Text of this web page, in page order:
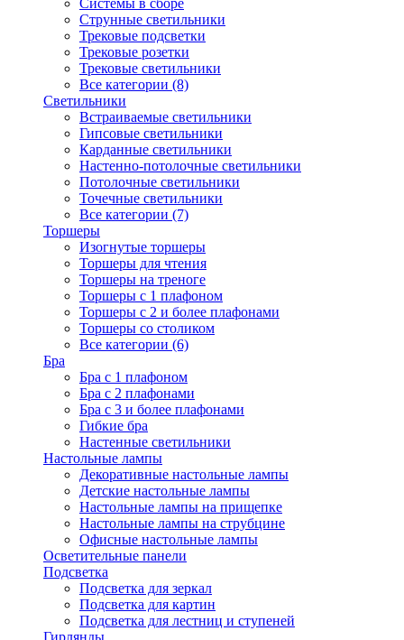
Системы в сборе
Струнные светильники
Трековые подсветки
Трековые розетки
Трековые светильники
Все категории (8)
Светильники
Встраиваемые светильники
Гипсовые светильники
Карданные светильники
Настенно-потолочные светильники
Потолочные светильники
Точечные светильники
Все категории (7)
Торшеры
Изогнутые торшеры
Торшеры для чтения
Торшеры на треноге
Торшеры с 1 плафоном
Торшеры с 2 и более плафонами
Торшеры со столиком
Все категории (6)
Бра
Бра с 1 плафоном
Бра с 2 плафонами
Бра с 3 и более плафонами
Гибкие бра
Настенные светильники
Настольные лампы
Декоративные настольные лампы
Детские настольные лампы
Настольные лампы на прищепке
Настольные лампы на струбцине
Офисные настольные лампы
Осветительные панели
Подсветка
Подсветка для зеркал
Подсветка для картин
Подсветка для лестниц и ступеней
Гирлянды